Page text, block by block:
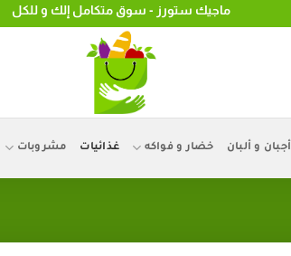
ماجيك ستورز - سوق متكامل إلك و للكل
أجبان و ألبان خضار و فواكه غذائيات مشروبات